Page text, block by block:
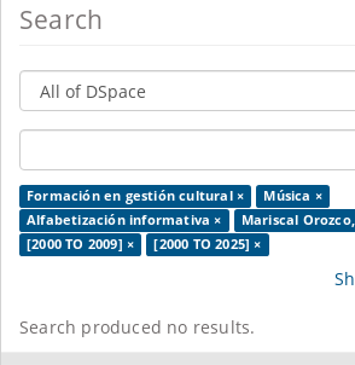
Search
Formación en gestión cultural ×
Música ×
Alfabetización informativa ×
Mariscal
[2000 TO 2009] ×
[2000 TO 2025] ×
Search produced no results.